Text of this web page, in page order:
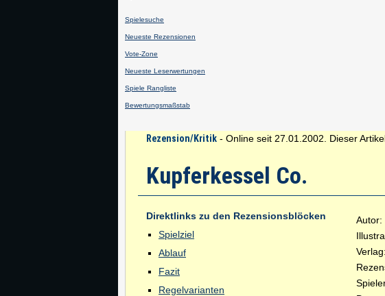
Spielesuche
Neueste Rezensionen
Vote-Zone
Neueste Leserwertungen
Spiele Rangliste
Bewertungsmaßstab
Rezension/Kritik - Online seit 27.01.2002. Dieser
Kupferkessel Co.
Direktlinks zu den Rezensionsblöcken
Spielziel
Ablauf
Fazit
Regelvarianten
Autor:
Verlag: